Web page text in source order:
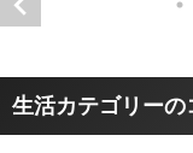
生活カテゴリーの